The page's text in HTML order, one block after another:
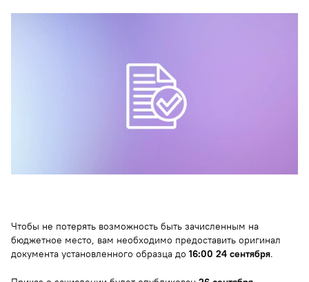
Чтобы не потерять возможность быть зачисленным на
бюджетное место, вам необходимо предоставить оригинал
документа установленного образца до 16:00 24 сентября.